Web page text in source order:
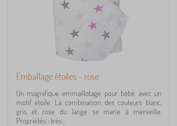
Emballage étoiles - rose
Un magnifique emmaillotage pour bébé avec un
motif étoile. La combinaison des couleurs blanc,
gris et rose du lange se marie à merveille.
Propriétés : très...